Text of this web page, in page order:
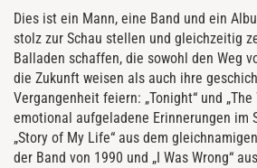
Dies ist ein Mann, eine Band und ein
stolz zur Schau stellen und gleichzeitig
Balladen schaffen, die sowohl den Weg
die Zukunft weisen als auch ihre
Vergangenheit feiern: „Tonight“ und „The
emotional aufgeladene Erinnerungen im
„Story of My Life“ aus dem
der Band von 1990 und „I Was Wrong“